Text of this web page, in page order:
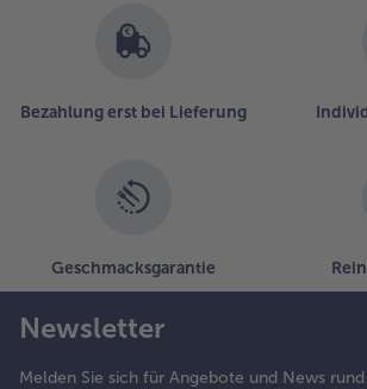
Bezahlung erst bei Lieferung
Geschmacksgarantie
Newsletter
Melden Sie sich für Angebote und News